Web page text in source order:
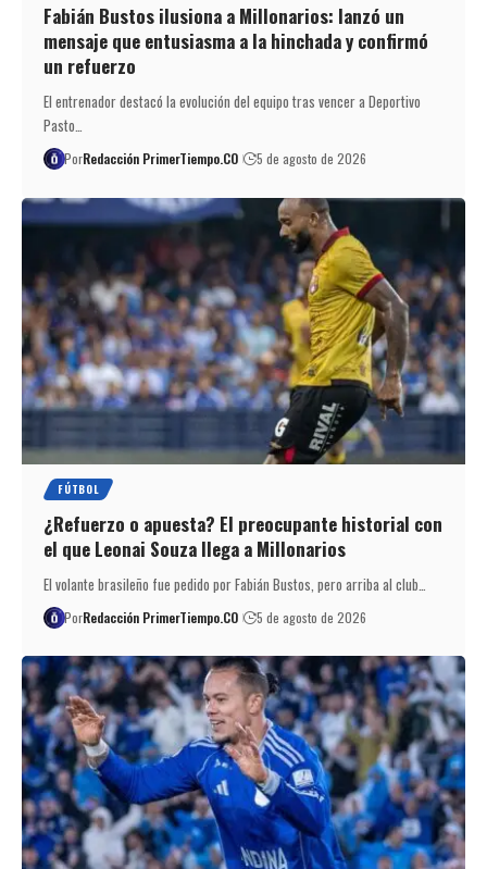
Fabián Bustos ilusiona a Millonarios: lanzó un
mensaje que entusiasma a la hinchada y confirmó
un refuerzo
El entrenador destacó la evolución del equipo tras vencer a Deportivo
Pasto…
PorRedacción PrimerTiempo.CO 5 de agosto de 2026
FÚTBOL
¿Refuerzo o apuesta? El preocupante historial con
el que Leonai Souza llega a Millonarios
El volante brasileño fue pedido por Fabián Bustos, pero arriba al club…
PorRedacción PrimerTiempo.CO 5 de agosto de 2026